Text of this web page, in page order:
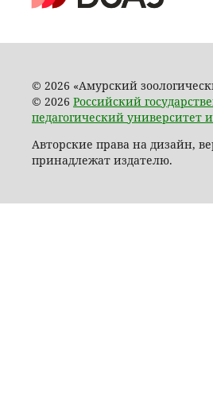
© 2026 «Амурский
© 2026 Российский
педагогический университет
Авторские права на дизайн,
принадлежат издателю.